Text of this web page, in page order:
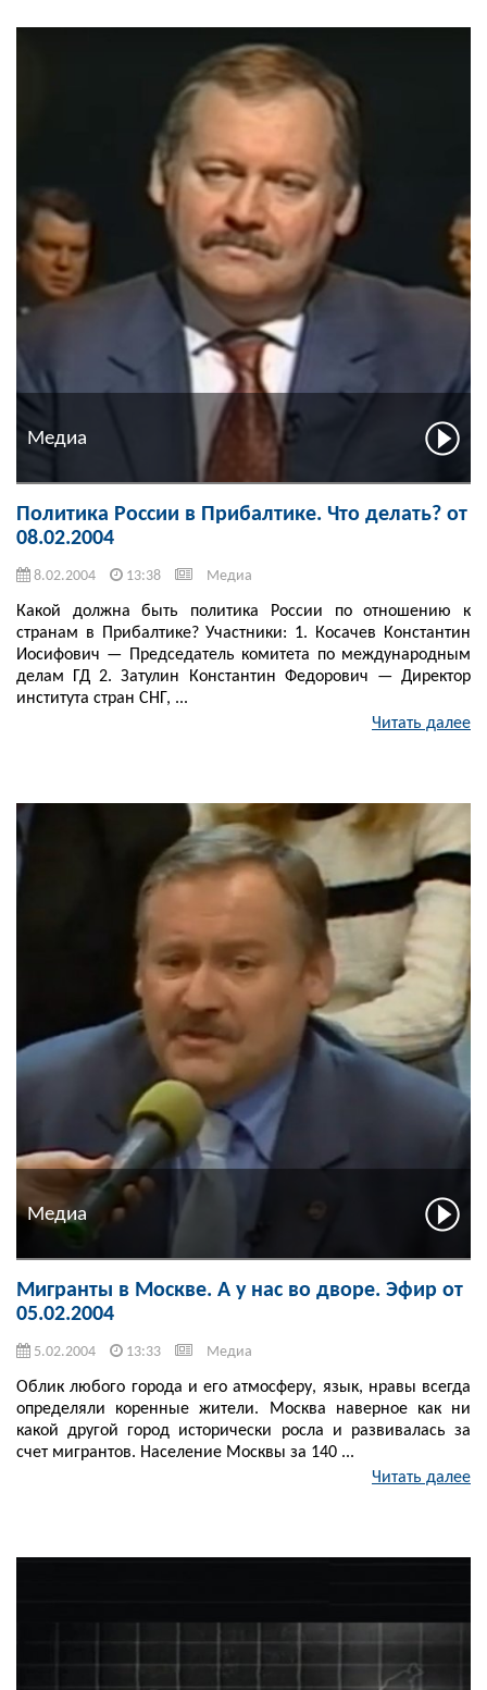
Медиа
Политика России в Прибалтике. Что делать? от
08.02.2004
8.02.2004 13:38 Медиа
Какой должна быть политика России по отношению к
странам в Прибалтике? Участники: 1. Косачев Константин
Иосифович — Председатель комитета по международным
делам ГД 2. Затулин Константин Федорович — Директор
института стран СНГ, ...
Читать далее
Медиа
Мигранты в Москве. А у нас во дворе. Эфир от
05.02.2004
5.02.2004 13:33 Медиа
Облик любого города и его атмосферу, язык, нравы всегда
определяли коренные жители. Москва наверное как ни
какой другой город исторически росла и развивалась за
счет мигрантов. Население Москвы за 140 ...
Читать далее